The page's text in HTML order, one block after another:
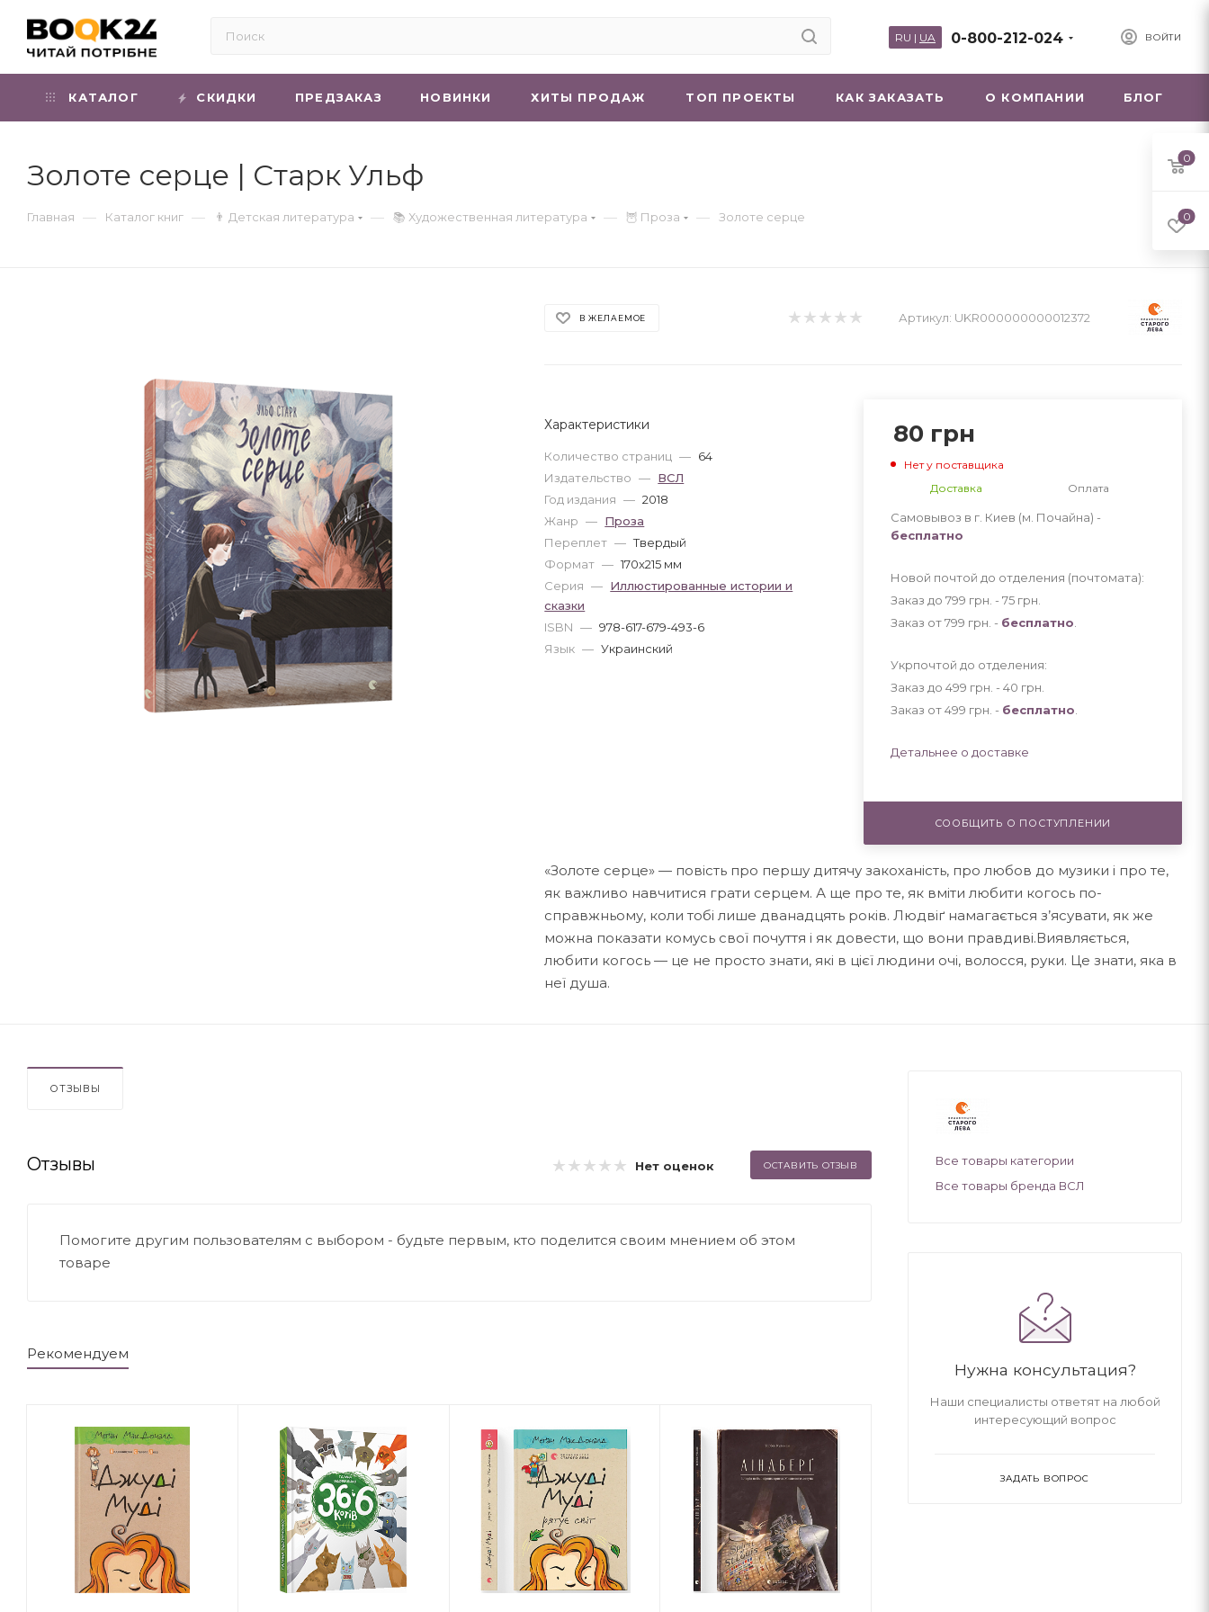
ВОЙТИ
0-800-212-024
RU | UA
КАТАЛОГ СКИДКИ ПРЕДЗАКАЗ НОВИНКИ ХИТЫ ПРОДАЖ ТОП ПРОЕКТЫ КАК ЗАКАЗАТЬ О КОМПАНИИ БЛОГ
Золоте серце | Старк Ульф
Главная — Каталог книг — 👨 Детская литература — 📚 Художественная литература — 🦉 Проза — Золоте серце
В ЖЕЛАЕМОЕ Артикул: UKR000000000012372
Характеристики
Количество страниц — 64
Издательство — ВСЛ
Год издания — 2018
Жанр — Проза
Переплет — Твердый
Формат — 170x215 мм
Серия — Иллюстированные истории и
сказки
ISBN — 978-617-679-493-6
Язык — Украинский
80 грн
Нет у поставщика
Доставка
Оплата
Самовывоз в г. Киев (м. Почайна) -
бесплатно
Новой почтой до отделения (почтомата):
Заказ до 799 грн. - 75 грн
Заказ от 799 грн. - бесплатно
Укрпочтой до отделения:
Заказ до 499 грн. - 40 грн
Заказ от 499 грн. - бесплатно
Детальнее о доставке
СООБЩИТЬ О ПОСТУПЛЕНИИ
«Золоте серце» — повість про першу дитячу закоханість, про любов до музики і про те,
як важливо навчитися грати серцем. А ще про те, як вміти любити когось по-
справжньому, коли тобі лише дванадцять років. Людвіґ намагається з’ясувати, як же
можна показати комусь свої почуття і як довести, що вони правдиві.Виявляється,
любити когось — це не просто знати, які в цієї людини очі, волосся, руки. Це знати, яка в
неї душа.
ОТЗЫВЫ
Отзывы Нет оценок ОСТАВИТЬ ОТЗЫВ
Помогите другим пользователям с выбором - будьте первым, кто поделится своим мнением об этом
товаре
Рекомендуем
Все товары категории
Все товары бренда ВСЛ
Нужна консультация?
Наши специалисты ответят на любой
интересующий вопрос
ЗАДАТЬ ВОПРОС
0
0